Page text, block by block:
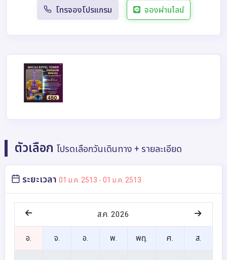
โทรจองโปรแกรม จองผ่านไลน์
ตัวเลือกโปรดเลือกวันเดินทาง + รายละเอียด
ระยะเวลา 01 ม.ค. 2513 - 01 ม.ค. 2513
ส.ค. 2026
อ. จ. อ. พ. พฤ. ศ. ส.